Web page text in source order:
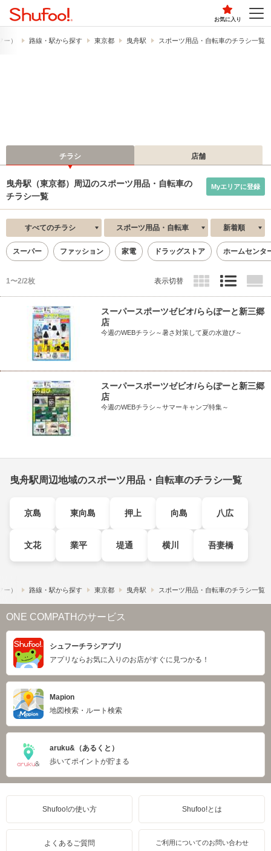
お気に入り
） 路線・駅から探す 東京都 曳舟駅 スポーツ用品・自転車のチラシ一覧
チラシ 店舗
曳舟駅（東京都）周辺のスポーツ用品・自転車の
チラシ一覧
Myエリアに登録
すべてのチラシ スポーツ用品・自転車 新着順
スーパー ファッション 家電 ドラッグストア ホームセンタ
1〜2/2枚 表示切替
スーパースポーツゼビオ/ららぽーと新三郷
店
今週のWEBチラシ～暑さ対策して夏の水遊び～
スーパースポーツゼビオ/ららぽーと新三郷
店
今週のWEBチラシ～サマーキャンプ特集～
曳舟駅周辺地域のスポーツ用品・自転車のチラシ一覧
京島 東向島 押上 向島 八広
文花 業平 堤通 横川 吾妻橋
） 路線・駅から探す 東京都 曳舟駅 スポーツ用品・自転車のチラシ一覧
ONE COMPATHのサービス
シュフーチラシアプリ
アプリならお気に入りのお店がすぐに見つかる！
Mapion
地図検索・ルート検索
aruku&（あるくと）
歩いてポイントが貯まる
Shufoo!の使い方 Shufoo!とは
よくあるご質問 ご利用についてのお問い合わせ